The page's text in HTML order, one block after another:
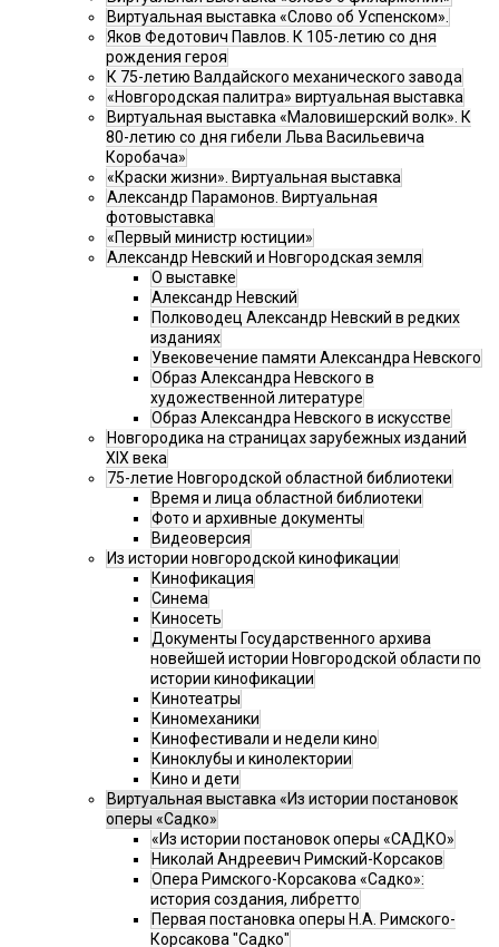
Виртуальная выставка «Слово об Успенском».
Яков Федотович Павлов. К 105-летию со дня
рождения героя
К 75-летию Валдайского механического завода
«Новгородская палитра» виртуальная выставка
Виртуальная выставка «Маловишерский волк». К
80-летию со дня гибели Льва Васильевича
Коробача»
«Краски жизни». Виртуальная выставка
Александр Парамонов. Виртуальная
фотовыставка
«Первый министр юстиции»
Александр Невский и Новгородская земля
О выставке
Александр Невский
Полководец Александр Невский в редких
изданиях
Увековечение памяти Александра Невского
Образ Александра Невского в
художественной литературе
Образ Александра Невского в искусстве
Новгородика на страницах зарубежных изданий
XIX века
75-летие Новгородской областной библиотеки
Время и лица областной библиотеки
Фото и архивные документы
Видеоверсия
Из истории новгородской кинофикации
Кинофикация
Синема
Киносеть
Документы Государственного архива
новейшей истории Новгородской области по
истории кинофикации
Кинотеатры
Киномеханики
Кинофестивали и недели кино
Киноклубы и кинолектории
Кино и дети
Виртуальная выставка «Из истории постановок
оперы «Садко»
«Из истории постановок оперы «САДКО»
Николай Андреевич Римский-Корсаков
Опера Римского-Корсакова «Садко»:
история создания, либретто
Первая постановка оперы Н.А. Римского-
Корсакова "Садко"